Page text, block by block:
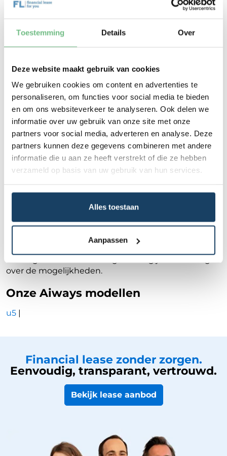
Toestemming Details Over
Deze website maakt gebruik van cookies
We gebruiken cookies om content en advertenties te
personaliseren, om functies voor social media te bieden
en om ons websiteverkeer te analyseren. Ook delen we
informatie over uw gebruik van onze site met onze
partners voor social media, adverteren en analyse. Deze
partners kunnen deze gegevens combineren met andere
informatie die u aan ze heeft verstrekt of die ze hebben
verzameld op basis van uw gebruik van hun services.
Alles toestaan
Aanpassen
profiteren van persoonlijke service, transparantie en
financial leaseoplossing die aansluit bij jouw zakelijke
meerdere financiers zorgen wij voor een passend en
aantrekkelijk aanbod. Ontdek onze 4 unieke
leasegaranties: persoonlijke service, heldere
voorwaarden, scherpe prijzen en uitgebreide
expertise. Meer weten over de voordelen van onze
service, lees alles over onze 4 leasegaranties.
Aiways Financial Lease
modellen
de Aiways collectie. Heb je interesse in een Aiways
Financial Lease dan kan je voor de gewenste auto
over de mogelijkheden.
Onze Aiways modellen
u5 |
Financial lease zonder zorgen.
Eenvoudig, transparant, vertrouwd.
Bekijk lease aanbod